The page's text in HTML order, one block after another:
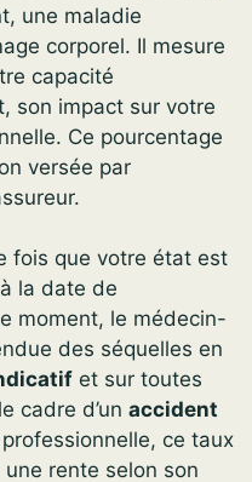
une maladie
corporel. Il mesure
capacité
son impact sur votre
Ce pourcentage
versée par
fois que votre état est
la date de
moment, le médecin-
des séquelles en
et sur toutes
cadre d’un accident
professionnelle, ce taux
rente selon son